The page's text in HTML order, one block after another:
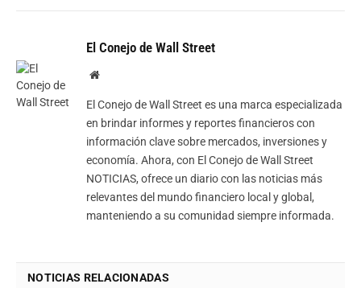
El Conejo de Wall Street
Website
El Conejo de Wall Street es una marca especializada
en brindar informes y reportes financieros con
información clave sobre mercados, inversiones y
economía. Ahora, con El Conejo de Wall Street
NOTICIAS, ofrece un diario con las noticias más
relevantes del mundo financiero local y global,
manteniendo a su comunidad siempre informada.
NOTICIAS RELACIONADAS